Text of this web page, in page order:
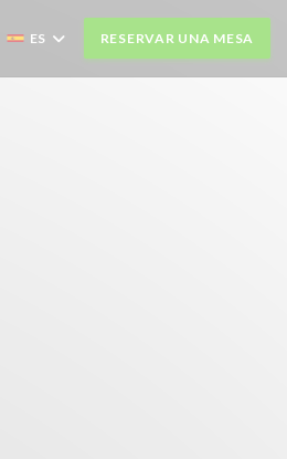
ES RESERVAR UNA MESA